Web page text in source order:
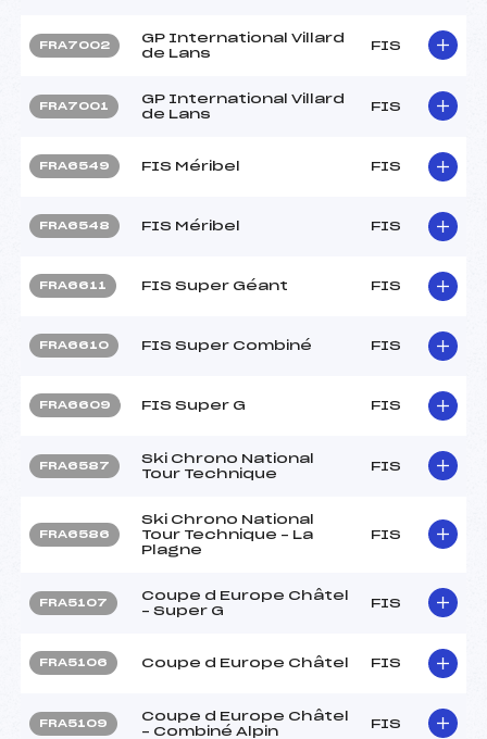
FRA7002
GP International Villard
de Lans
FIS
FRA7001
GP International Villard
de Lans
FIS
FRA6549 FIS Méribel FIS
FRA6548 FIS Méribel FIS
FRA6611 FIS Super Géant FIS
FRA6610 FIS Super Combiné FIS
FRA6609 FIS Super G FIS
FRA6587
Ski Chrono National
Tour Technique
FIS
FRA6586
Ski Chrono National
Tour Technique – La
Plagne
FIS
FRA5107
Coupe d Europe Châtel
– Super G
FIS
FRA5106 Coupe d Europe Châtel FIS
FRA5109
Coupe d Europe Châtel
– Combiné Alpin
FIS